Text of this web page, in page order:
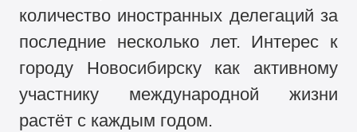
количество иностранных делегаций за
последние несколько лет. Интерес к
городу Новосибирску как активному
участнику международной жизни
растёт с каждым годом.